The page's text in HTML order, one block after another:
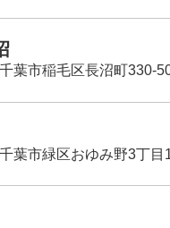
葉市稲毛区長沼町330-
葉市緑区おゆみ野3丁目